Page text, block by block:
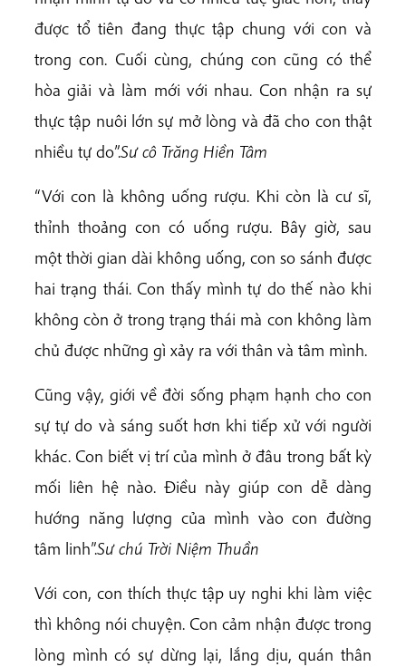
được tổ tiên đang thực tập chung với con và
trong con. Cuối cùng, chúng con cũng có thể
hòa giải và làm mới với nhau. Con nhận ra sự
thực tập nuôi lớn sự mở lòng và đã cho con thật
nhiều tự do”.Sư cô Trăng Hiền Tâm
“Với con là không uống rượu. Khi còn là cư sĩ,
thỉnh thoảng con có uống rượu. Bây giờ, sau
một thời gian dài không uống, con so sánh được
hai trạng thái. Con thấy mình tự do thế nào khi
không còn ở trong trạng thái mà con không làm
chủ được những gì xảy ra với thân và tâm mình.
Cũng vậy, giới về đời sống phạm hạnh cho con
sự tự do và sáng suốt hơn khi tiếp xử với người
khác. Con biết vị trí của mình ở đâu trong bất kỳ
mối liên hệ nào. Điều này giúp con dễ dàng
hướng năng lượng của mình vào con đường
tâm linh”.Sư chú Trời Niệm Thuần
Với con, con thích thực tập uy nghi khi làm việc
thì không nói chuyện. Con cảm nhận được trong
lòng mình có sự dừng lại, lắng dịu, quán thân